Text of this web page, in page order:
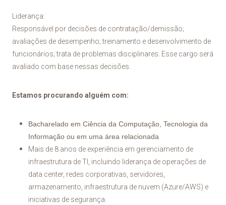
Liderança:
Responsável por decisões de contratação/demissão;
avaliações de desempenho; treinamento e desenvolvimento de
funcionários; trata de problemas disciplinares. Esse cargo será
avaliado com base nessas decisões.
Estamos procurando alguém com:
Bacharelado em Ciência da Computação, Tecnologia da
Informação ou em uma área relacionada
Mais de 8 anos de experiência em gerenciamento de
infraestrutura de TI, incluindo liderança de operações de
data center, redes corporativas, servidores,
armazenamento, infraestrutura de nuvem (Azure/AWS) e
iniciativas de segurança.